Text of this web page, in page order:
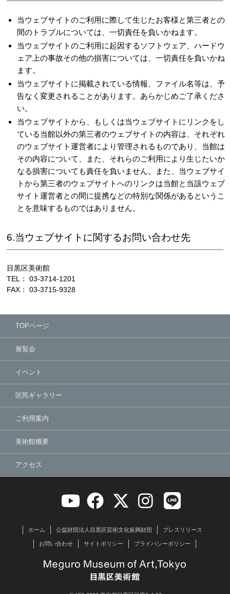
当ウェブサイトのご利用に際して生じたお客様と第三者との
間のトラブルについては、一切責任を負いかねます。
当ウェブサイトのご利用に起因するソフトウェア、ハードウ
ェア上の事故その他の損害については、一切責任を負いかね
ます。
当ウェブサイトに掲載されている情報、ファイル名等は、予
告なく変更されることがあります。あらかじめご了承くださ
い。
当ウェブサイトから、もしくは当ウェブサイトにリンクをし
ている当館以外の第三者のウェブサイトの内容は、それぞれ
のウェブサイト運営者により管理されるものであり、当館は
その内容について、また、それらのご利用により生じたいか
なる損害についても責任を負いません。また、当ウェブサイ
トから第三者のウェブサイトへのリンクは当館と当該ウェブ
サイト運営者との間に提携などの特別な関係があるというこ
とを意味するものではありません。
6.当ウェブサイトに関するお問い合わせ先
目黒区美術館
TEL： 03-3714-1201
FAX： 03-3715-9328
TOPページ
展覧会
イベント
区民ギャラリー
ご利用案内
美術館概要
アクセス
ホーム 公益財団法人目黒区芸術文化振興財団 プレスリリース
お問い合わせ サイトポリシー プライバシーポリシー